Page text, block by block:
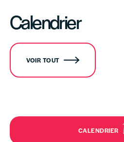
Calendrier
VOIR TOUT
CALENDRIER